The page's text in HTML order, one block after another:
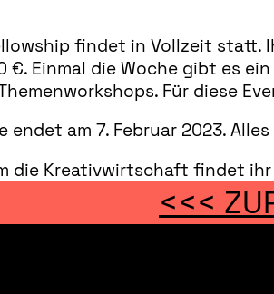
findet in Vollzeit statt.
€. Einmal die Woche gibt es
Für diese
endet am 7. Februar 2023.
die Kreativwirtschaft findet ihr
<<<